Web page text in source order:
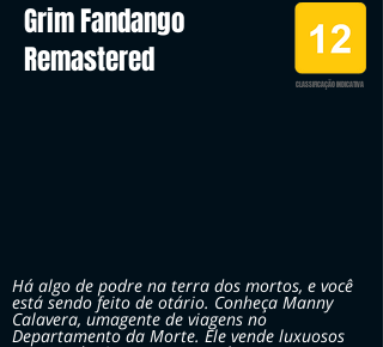
Grim Fandango
Remastered
CLASSIFICAÇÃO INDICATIVA
Há algo de podre na terra dos mortos, e você
está sendo feito de otário. Conheça Manny
Calavera, umagente de viagens no
Departamento da Morte. Ele vende luxuosos